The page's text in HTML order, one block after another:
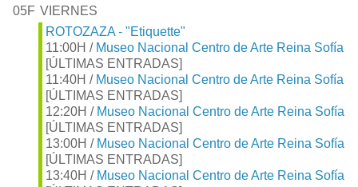
05F VIERNES
ROTOZAZA - "Etiquette"
11:00H / Museo Nacional Centro de Arte Reina Sofía
[ÚLTIMAS ENTRADAS]
11:40H / Museo Nacional Centro de Arte Reina Sofía
[ÚLTIMAS ENTRADAS]
12:20H / Museo Nacional Centro de Arte Reina Sofía
[ÚLTIMAS ENTRADAS]
13:00H / Museo Nacional Centro de Arte Reina Sofía
[ÚLTIMAS ENTRADAS]
13:40H / Museo Nacional Centro de Arte Reina Sofía